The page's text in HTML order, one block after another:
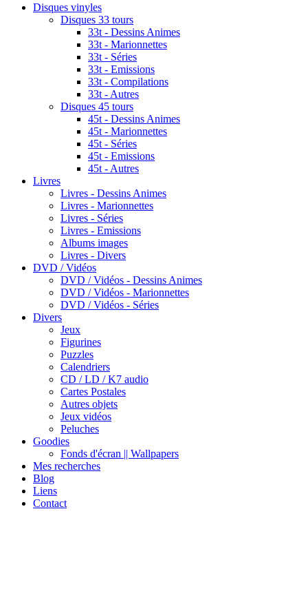
Disques vinyles
Disques 33 tours
33t - Dessins Animes
33t - Marionnettes
33t - Séries
33t - Emissions
33t - Compilations
33t - Autres
Disques 45 tours
45t - Dessins Animes
45t - Marionnettes
45t - Séries
45t - Emissions
45t - Autres
Livres
Livres - Dessins Animes
Livres - Marionnettes
Livres - Séries
Livres - Emissions
Albums images
Livres - Divers
DVD / Vidéos
DVD / Vidéos - Dessins Animes
DVD / Vidéos - Marionnettes
DVD / Vidéos - Séries
Divers
Jeux
Figurines
Puzzles
Calendriers
CD / LD / K7 audio
Cartes Postales
Autres objets
Jeux vidéos
Peluches
Goodies
Fonds d'écran || Wallpapers
Mes recherches
Blog
Liens
Contact